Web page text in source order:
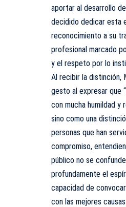
aportar al desarrollo
decidido dedicar esta
reconocimiento a su
profesional marcado
y el respeto por lo
Al recibir la distinción,
gesto al expresar que
con mucha humildad
sino como una
personas que han
compromiso,
público no se
profundamente el
capacidad de
con las mejores